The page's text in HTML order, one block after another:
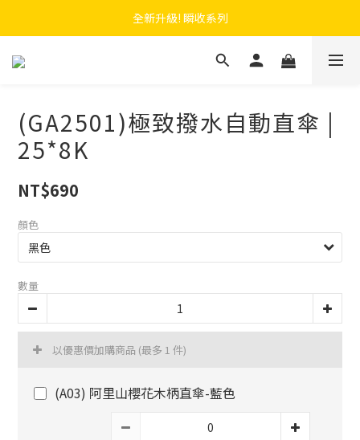
F.SEASONS x Baogani 最新聯名速穿側開雨衣
全新升級! 瞬收系列
F.SEASONS x Baogani 最新聯名速穿側開雨衣
(GA2501)極致撥水自動直傘 |
25*8K
NT$690
顏色
數量
以優惠價加購商品 (最多 1 件)
(A03) 阿里山櫻花木柄直傘-藍色